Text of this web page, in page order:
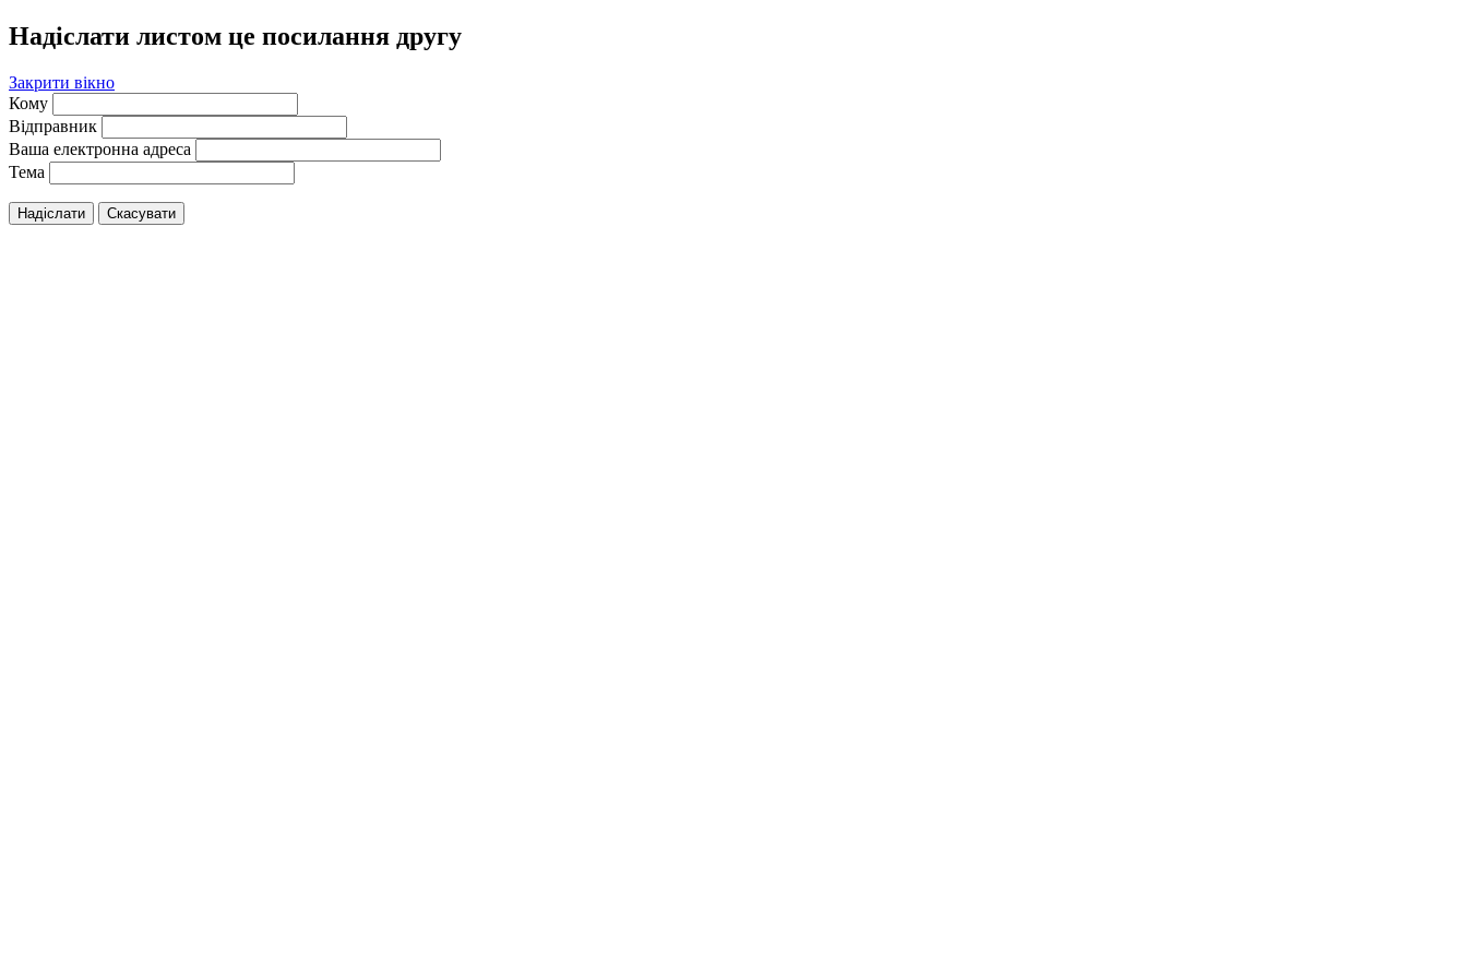
Надіслати листом це посилання другу
Закрити вікно
Кому
Відправник
Ваша електронна адреса
Тема
Надіслати Скасувати